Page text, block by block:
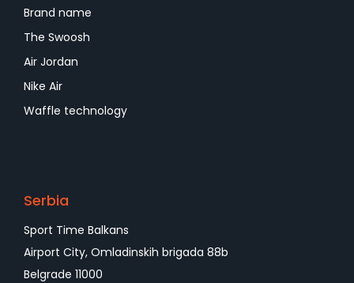
Brand name
The Swoosh
Air Jordan
Nike Air
Waffle technology
Serbia
Sport Time Balkans
Airport City, Omladinskih brigada 88b
Belgrade 11000